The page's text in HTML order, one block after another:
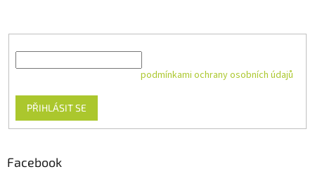
podmínkami ochrany osobních údajů
PŘIHLÁSIT SE
Facebook